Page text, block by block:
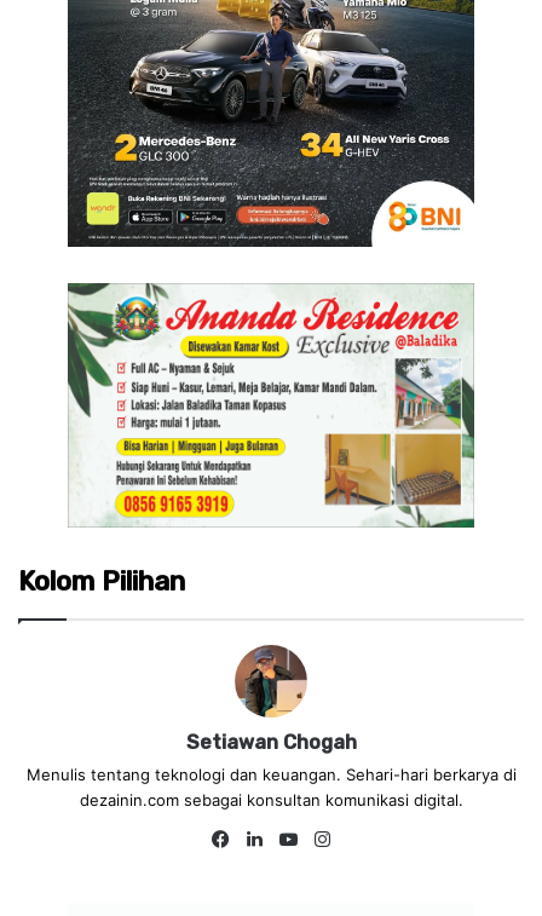
Kolom Pilihan
Setiawan Chogah
Menulis tentang teknologi dan keuangan. Sehari-hari berkarya di
dezainin.com sebagai konsultan komunikasi digital.
Fa
Lin
Yo